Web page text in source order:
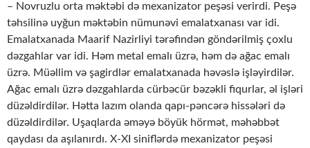
– Novruzlu orta məktəbi də mexanizator peşəsi verirdi. Peşə
təhsilinə uyğun məktəbin nümunəvi emalatxanası var idi.
Emalatxanada Maarif Nazirliyi tərəfindən göndərilmiş çoxlu
dəzgahlar var idi. Həm metal emalı üzrə, həm də ağac emalı
üzrə. Müəllim və şagirdlər emalatxanada həvəslə işləyirdilər.
Ağac emalı üzrə dəzgahlarda cürbəcür bəzəkli fiqurlar, əl işləri
düzəldirdilər. Hətta lazım olanda qapı-pəncərə hissələri də
düzəldirdilər. Uşaqlarda əməyə böyük hörmət, məhəbbət
qaydası da aşılanırdı. X-XI siniflərdə mexanizator peşəsi